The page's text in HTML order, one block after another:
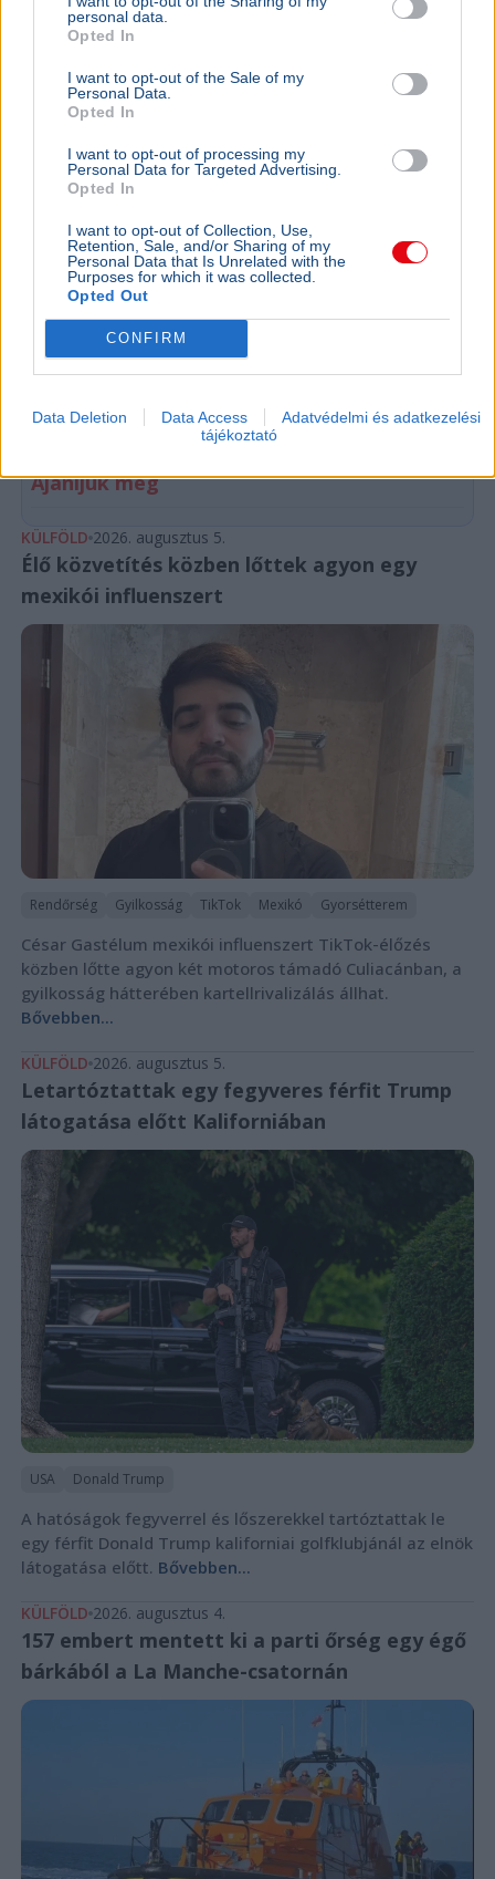
personal data.
Opted In
I want to opt-out of the Sale of my
Personal Data.
Opted In
I want to opt-out of processing my
Personal Data for Targeted Advertising.
Opted In
I want to opt-out of Collection, Use,
Retention, Sale, and/or Sharing of my
Personal Data that Is Unrelated with the
Purposes for which it was collected.
Opted Out
CONFIRM
Data Deletion Data Access
Adatvédelmi és adatkezelési
tájékoztató
KÜLFÖLD
Ismét megrongálták Radnóti Miklós
szobrát a szerbiai Borban
A szerbiai Borban ismét megrongálták Radnóti
Tanács feljelentést tett az ügyben.
látogatott
Ajánljuk még
KÜLFÖLD 2026. augusztus 5.
Élő közvetítés közben lőttek agyon egy
mexikói influenszert
Rendőrség Gyilkosság TikTok Mexikó Gyorsétterem
César Gastélum mexikói influenszert TikTok-élőzés
közben lőtte agyon két motoros támadó Culiacánban, a
gyilkosság hátterében kartellrivalizálás állhat.
Bővebben...
KÜLFÖLD 2026. augusztus 5.
Letartóztattak egy fegyveres férfit Trump
látogatása előtt Kaliforniában
USA Donald Trump
A hatóságok fegyverrel és lőszerekkel tartóztattak le
egy férfit Donald Trump kaliforniai golfklubjánál az elnök
látogatása előtt. Bővebben...
KÜLFÖLD 2026. augusztus 4.
157 embert mentett ki a parti őrség egy égő
bárkából a La Manche-csatornán